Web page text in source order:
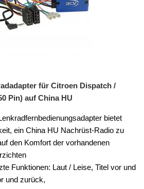
für Citroen Dispatch /
Pin) auf China HU
bietet
ein China HU Nachrüst-Radio zu
den Komfort der vorhandenen
Funktionen: Laut / Leise, Titel vor und
und zurück,